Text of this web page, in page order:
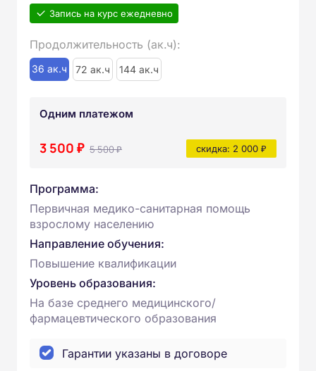
Запись на курс ежедневно
Продолжительность (ак.ч):
36 ак.ч 72 ак.ч 144 ак.ч
Одним платежом
3 500 ₽ 5 500 ₽ скидка: 2 000 ₽
Программа:
Первичная медико-санитарная помощь
взрослому населению
Направление обучения:
Повышение квалификации
Уровень образования:
На базе среднего медицинского/
фармацевтического образования
Гарантии указаны в договоре